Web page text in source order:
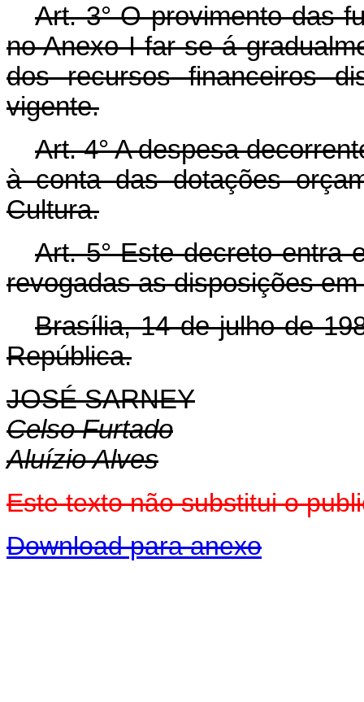
Art.3° O provimento das
no Anexo I far-se-á
dos recursos financeiros
vigente.
Art.4° A despesa
à conta das dotações
Cultura.
Art.5° Este decreto entra
revogadas as disposições
Brasília, 14 de julho de
República.
JOSÉ SARNEY
Celso Furtado
Aluízio Alves
Este texto não substitui o
Download para anexo